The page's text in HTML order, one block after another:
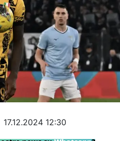
17.12.2024 12:30